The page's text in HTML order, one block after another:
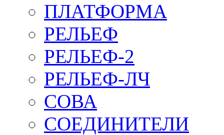
ПЛАТФОРМА
РЕЛЬЕФ
РЕЛЬЕФ-2
РЕЛЬЕФ-ЛЧ
СОВА
СОЕДИНИТЕЛИ